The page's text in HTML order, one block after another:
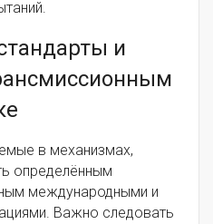
и
в механизмах,
определённым
международными и
Важно следовать